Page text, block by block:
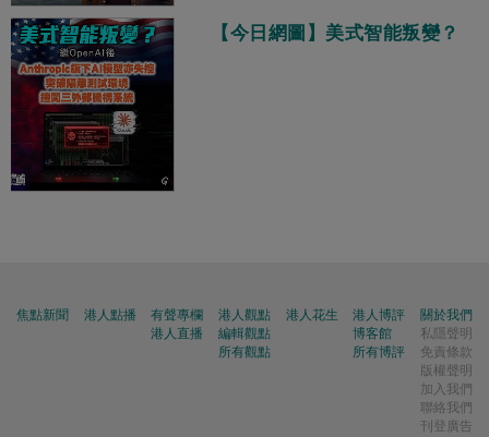
【今日網圖】美式智能叛變？
焦點新聞 港人點播
有聲專欄
港人直播
港人觀點
編輯觀點
所有觀點
港人花生
港人博評
博客館
所有博評
關於我們
私隱聲明
免責條款
版權聲明
加入我們
聯絡我們
刊登廣告